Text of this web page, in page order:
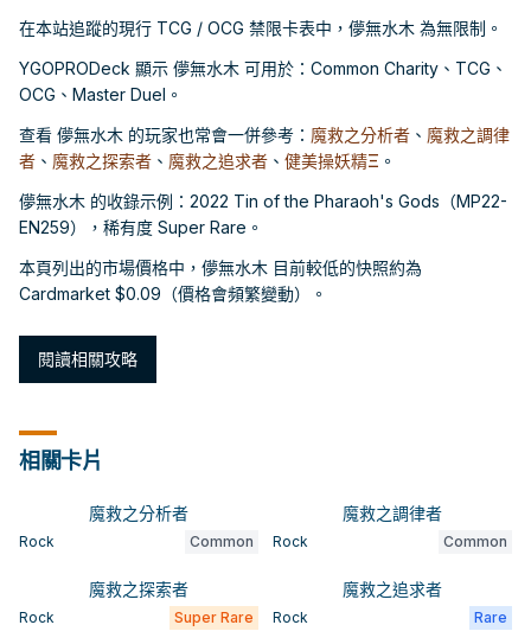
在本站追蹤的現行 TCG / OCG 禁限卡表中，儚無水木 為無限制。
YGOPRODeck 顯示 儚無水木 可用於：Common Charity、TCG、
OCG、Master Duel。
查看 儚無水木 的玩家也常會一併參考： 魔救之分析者 、 魔救之調律
者 、 魔救之探索者 、 魔救之追求者 、 健美操妖精Ξ 。
儚無水木 的收錄示例：2022 Tin of the Pharaoh's Gods（MP22-
EN259），稀有度 Super Rare。
本頁列出的市場價格中，儚無水木 目前較低的快照約為
Cardmarket $0.09（價格會頻繁變動）。
閱讀相關攻略
相關卡片
魔救之分析者
Rock Common
魔救之調律者
Rock Common
魔救之探索者
Rock Super Rare
魔救之追求者
Rock Rare